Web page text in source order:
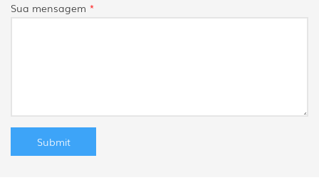
Sua mensagem *